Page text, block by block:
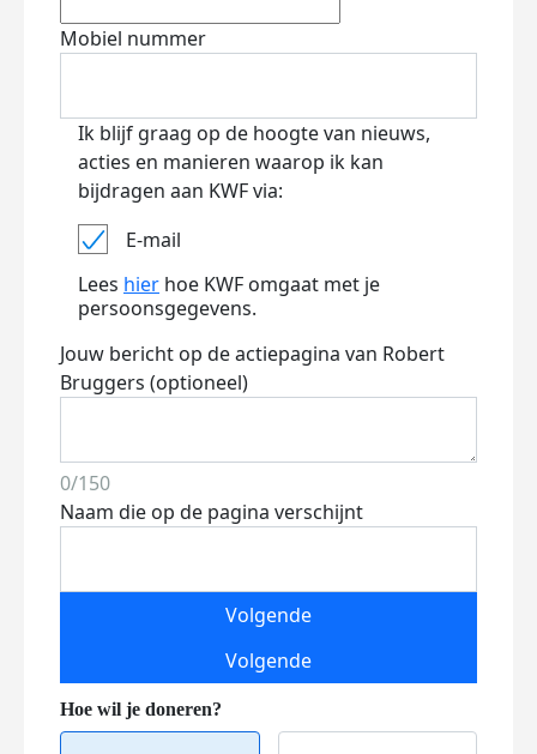
Mobiel nummer
Ik blijf graag op de hoogte van nieuws,
acties en manieren waarop ik kan
bijdragen aan KWF via:
E-mail
Lees hier hoe KWF omgaat met je
persoonsgegevens.
Jouw bericht op de actiepagina van Robert
Bruggers (optioneel)
0/150
Naam die op de pagina verschijnt
Volgende
Volgende